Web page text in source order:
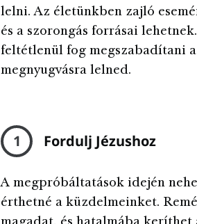
lelni. Az életünkben zajló
és a szorongás forrásai
feltétlenül fog megszabadítani
megnyugvásra lelned.
1 Fordulj Jézushoz
A megpróbáltatások idején
érthetné a küzdelmeinket.